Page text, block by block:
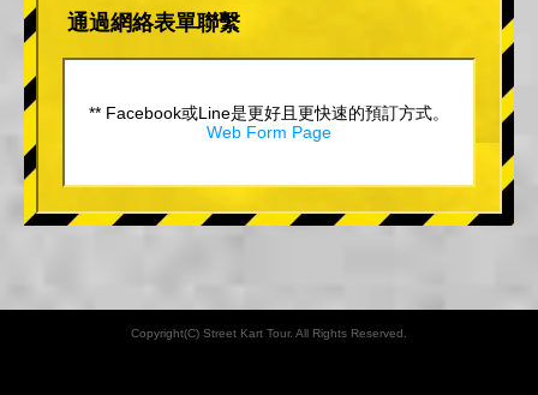
通過網絡表單聯繫
** Facebook或Line是更好且更快速的預訂方式。
Web Form Page
Copyright(C) Street Kart Tour. All Rights Reserved.